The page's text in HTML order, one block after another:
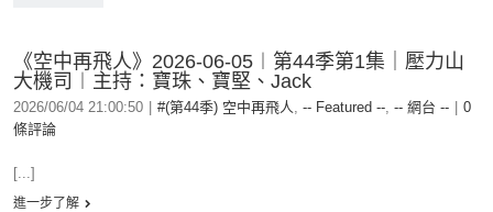
《空中再飛人》2026-06-05︱第44季第1集｜壓力山
大機司︱主持：寶珠、寶堅、Jack
2026/06/04 21:00:50 #(第44季) 空中再飛人, -- Featured --, -- 網台 --
0
條評論
[...]
進一步了解